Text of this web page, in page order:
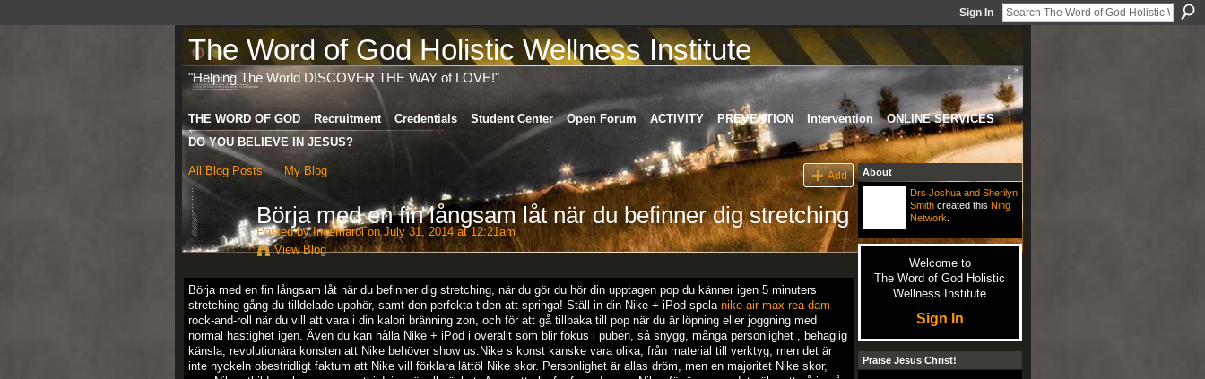
Sign In
The Word of God Holistic Wellness Institute
"Helping The World DISCOVER THE WAY of LOVE!"
THE WORD OF GOD Recruitment Credentials Student Center Open Forum ACTIVITY PREVENTION Intervention
ONLINE SERVICES
DO YOU BELIEVE IN JESUS?
All Blog Posts My Blog Add
Börja med en fin långsam låt när du befinner dig stretching
Posted byIngemaroion July 31, 2014 at 12:21am
View Blog
Börja med en fin långsam låt när du befinner dig stretching, när du gör du hör din upptagen pop du känner igen 5 minuters
stretching gång du tilldelade upphör, samt den perfekta tiden att springa! Ställ in din Nike + iPod spela nike air max rea dam
rock-and-roll när du vill att vara i din kalori bränning zon, och för att gå tillbaka till pop när du är löpning eller joggning med
normal hastighet igen. Även du kan hålla Nike + iPod i överallt som blir fokus i puben, så snygg, många personlighet , behaglig
känsla, revolutionära konsten att Nike behöver show us.Nike s konst kanske vara olika, från material till verktyg, men det är
inte nyckeln obestridligt faktum att Nike vill förklara lättöl Nike skor. Personlighet är allas dröm, men en majoritet Nike skor,
About
Drs Joshua and Sherilyn
Smithcreated this Ning
Network
Welcome to
The Word of God Holistic
Wellness Institute
Sign In
Praise Jesus Christ!